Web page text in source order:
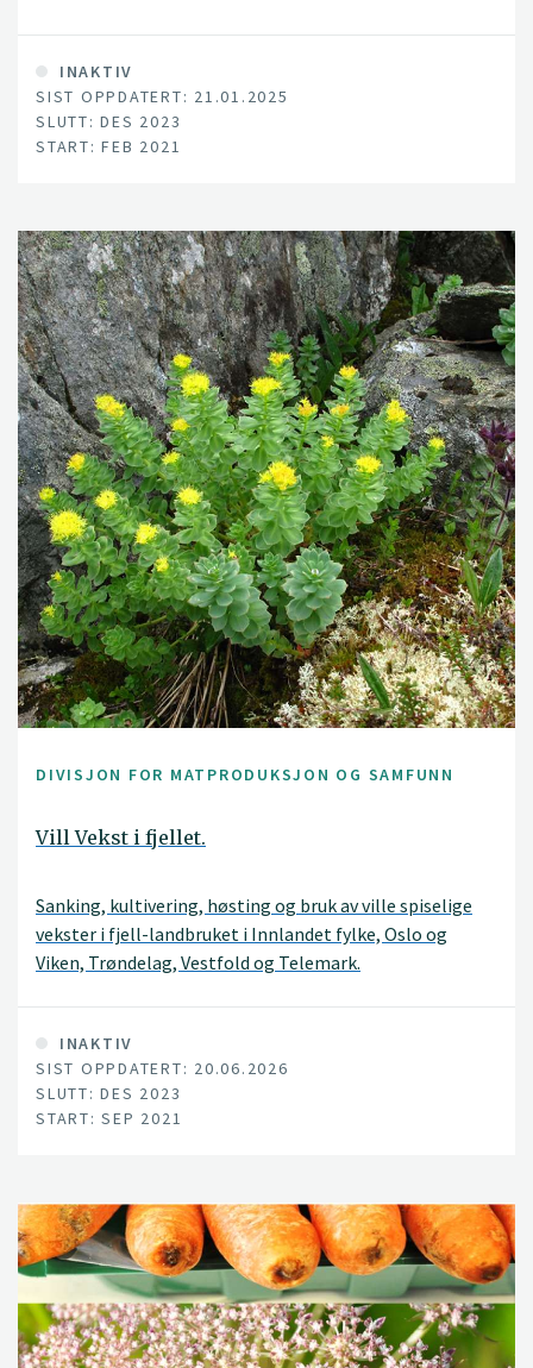
INAKTIV
SIST OPPDATERT: 21.01.2025
SLUTT: DES 2023
START: FEB 2021
DIVISJON FOR MATPRODUKSJON OG SAMFUNN
Vill Vekst i fjellet.
Sanking, kultivering, høsting og bruk av ville spiselige
vekster i fjell-landbruket i Innlandet fylke, Oslo og
Viken, Trøndelag, Vestfold og Telemark.
INAKTIV
SIST OPPDATERT: 20.06.2026
SLUTT: DES 2023
START: SEP 2021